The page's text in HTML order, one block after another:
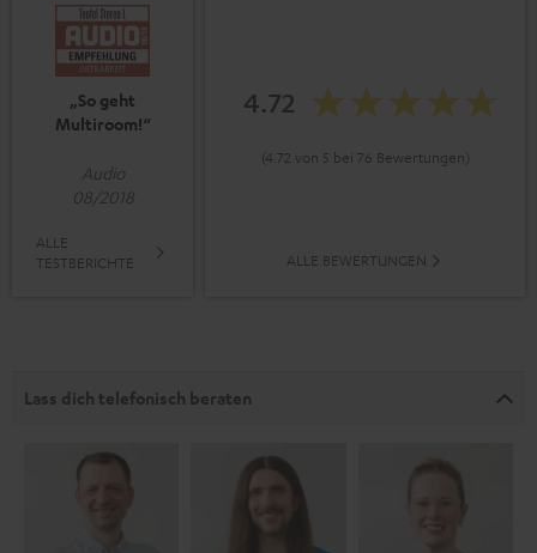
„So geht
Multiroom!“
Audio
08/2018
ALLE
TESTBERICHTE
4.72
(4.72 von 5 bei 76 Bewertungen)
ALLE BEWERTUNGEN
Lass dich telefonisch beraten